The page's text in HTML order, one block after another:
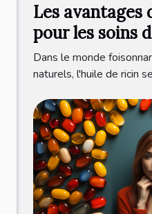
Les avantages
pour les soins
cheveux
Dans le monde
naturels, l'huile de ricin